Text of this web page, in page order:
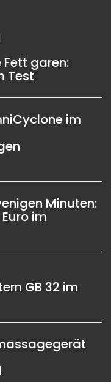
Fett garen:
Test
im
Minuten:
im
GB 32 im